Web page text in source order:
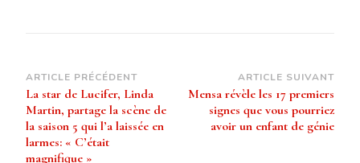
Navigation
d’article
ARTICLE PRÉCÉDENT
La star de Lucifer, Linda
Martin, partage la scène de
la saison 5 qui l’a laissée en
larmes: « C’était
magnifique »
ARTICLE SUIVANT
Mensa révèle les 17 premiers
signes que vous pourriez
avoir un enfant de génie